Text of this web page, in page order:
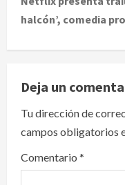
n
a
v
i
g
a
halcón’, comedia
Deja un
Tu dirección de
campos obligatorios
Comentario *